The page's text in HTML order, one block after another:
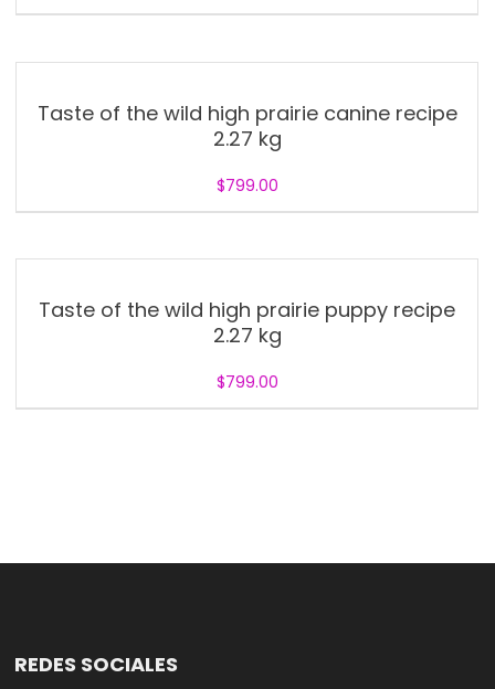
Taste of the wild high prairie canine recipe
2.27 kg
$799.00
Taste of the wild high prairie puppy recipe
2.27 kg
$799.00
REDES SOCIALES